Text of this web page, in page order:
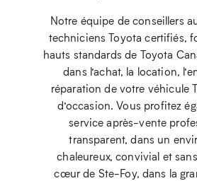
Notre équipe de conseillers
techniciens Toyota certifiés,
hauts standards de Toyota
dans l’achat, la location,
réparation de votre véhicule
d’occasion. Vous profitez
service après-vente
transparent, dans un
chaleureux, convivial et
cœur de Ste-Foy, dans la